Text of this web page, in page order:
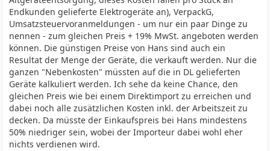
Endkunden gelieferte Elektrogeräte an), VerpackG,
Umsatzsteuervoranmeldungen - um nur ein paar Dinge zu
nennen - zum gleichen Preis + 19% MwSt. angeboten werden
können. Die günstigen Preise von Hans sind auch ein
Resultat der Menge der Geräte, die verkauft werden. Nur die
ganzen "Nebenkosten" müssten auf die in DL gelieferten
Geräte kalkuliert werden. Ich sehe da keine Chance, den
gleichen Preis wie bei einem Direktimport zu erreichen und
dabei noch alle zusätzlichen Kosten inkl. der Arbeitszeit zu
decken. Da müsste der Einkaufspreis bei Hans mindestens
50% niedriger sein, wobei der Importeur dabei wohl eher
nichts verdienen wird.